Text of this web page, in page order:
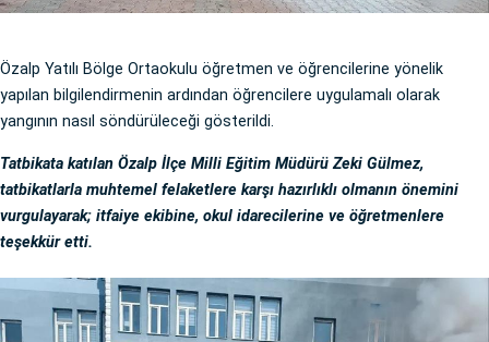
Özalp Yatılı Bölge Ortaokulu öğretmen ve öğrencilerine yönelik
yapılan bilgilendirmenin ardından öğrencilere uygulamalı olarak
yangının nasıl söndürüleceği gösterildi.
Tatbikata katılan Özalp İlçe Milli Eğitim Müdürü Zeki Gülmez,
tatbikatlarla muhtemel felaketlere karşı hazırlıklı olmanın önemini
vurgulayarak; itfaiye ekibine, okul idarecilerine ve öğretmenlere
teşekkür etti.